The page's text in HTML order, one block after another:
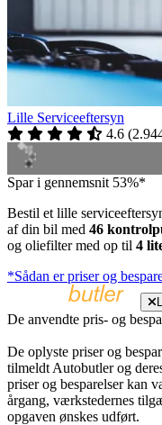
Lille Serviceeftersyn
4.6 (
Spar i gennemsnit 53%*
Bestil et lille
af din bil med 46
og oliefilter med op til 4
*Sådan er priser og
De anvendte pris- og
De oplyste priser og
tilmeldt Autobutler og
priser og besparelser kan
årgang, værkstedernes
opgaven ønskes udført.